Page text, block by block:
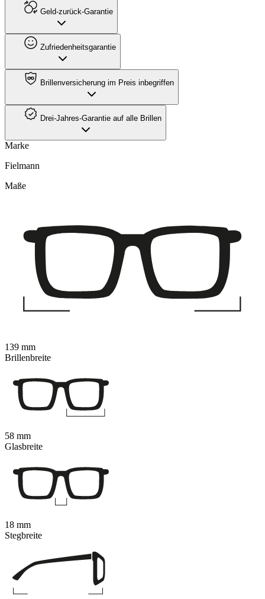
Geld-zurück-Garantie
Zufriedenheitsgarantie
Brillenversicherung im Preis inbegriffen
Drei-Jahres-Garantie auf alle Brillen
Marke
Fielmann
Maße
139 mm
Brillenbreite
58 mm
Glasbreite
18 mm
Stegbreite